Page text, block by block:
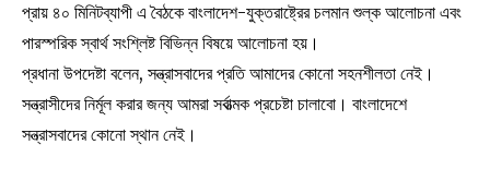
প্রায় ৪০ মিনিটব্যাপী এ বৈঠকে বাংলাদেশ-যুক্তরাষ্ট্রের চলমান শুল্ক আলোচনা এবং
পারস্পরিক স্বার্থ সংশ্লিষ্ট বিভিন্ন বিষয়ে আলোচনা হয়।
প্রধানা উপদেষ্টা বলেন, সন্ত্রাসবাদের প্রতি আমাদের কোনো সহনশীলতা নেই।
সন্ত্রাসীদের নির্মূল করার জন্য আমরা সর্বাত্মক প্রচেষ্টা চালাবো। বাংলাদেশে
সন্ত্রাসবাদের কোনো স্থান নেই।